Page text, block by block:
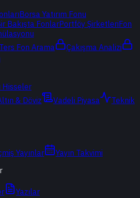
Borsa Yatırım Fonu
Bakışta FonlarPortföy ŞirketleriFon
Ters Fon Arama
Çakışma Analizi
Hisseler
& Döviz Vadeli Piyasa
Teknik
Yayınlar
Yayın Takvimi
Yazılar